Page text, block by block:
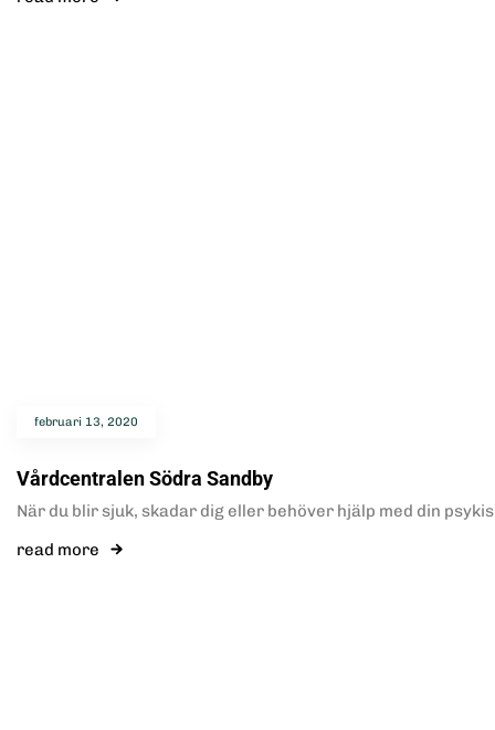
februari 13, 2020
Vårdcentralen Södra Sandby
När du blir sjuk, skadar dig eller behöver hjälp med din
read more